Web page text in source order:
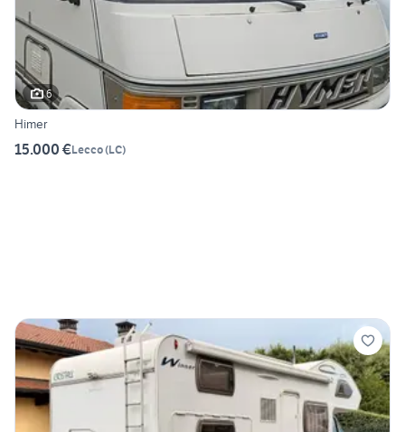
6
Himer
15.000 €Lecco(LC)